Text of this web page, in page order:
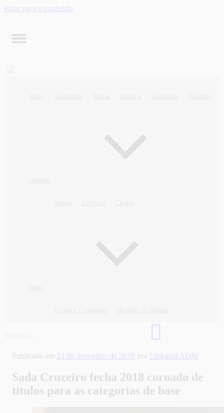
Pular para o conteúdo
Publicado em 21 de dezembro de 2018 por Linkazul ADM
Sada Cruzeiro fecha 2018 coroado de
títulos para as categorias de base